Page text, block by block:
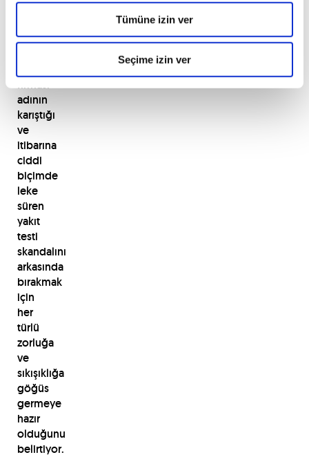
Tümüne izin ver
Seçime izin ver
kısarak
bilinmese
firması
adının
karıştığı
ve
itibarına
ciddi
biçimde
leke
süren
yakıt
testi
skandalını
arkasında
bırakmak
için
her
türlü
zorluğa
ve
sıkışıklığa
göğüs
germeye
hazır
olduğunu
belirtiyor.